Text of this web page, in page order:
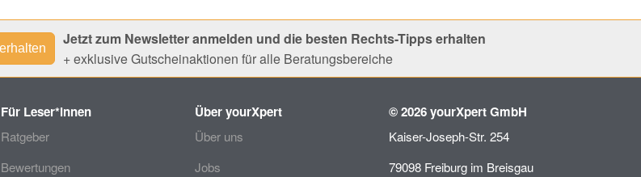
Jetzt zum Newsletter anmelden und die besten Rechts-Tipps erhalten
+ exklusive Gutscheinaktionen für alle Beratungsbereiche
Für Leser*innen
Ratgeber
Bewertungen
Über yourXpert
Über uns
Jobs
© 2026 yourXpert GmbH
Kaiser-Joseph-Str. 254
79098 Freiburg im Breisgau